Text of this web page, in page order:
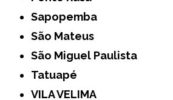
Sapopemba
São Mateus
São Miguel Paulista
Tatuapé
VILA VELIMA